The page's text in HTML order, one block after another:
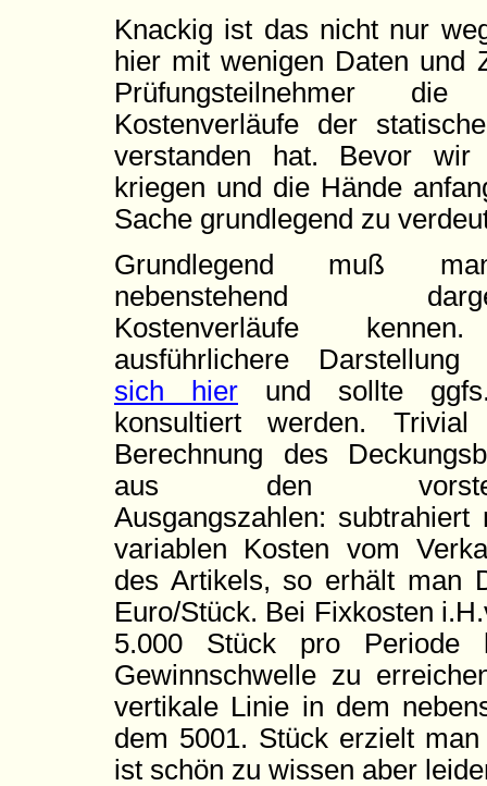
Knackig ist das nicht nur
hier mit wenigen Daten und
Prüfungsteilnehmer
Kostenverläufe der
verstanden hat. Bevor wir
kriegen und die Hände
Sache grundlegend zu
Grundlegend muß
nebenstehend
Kostenverläufe
ausführlichere Darstellung
sich hier und sollte
konsultiert werden.
Berechnung des
aus den
Ausgangszahlen: subtrahiert
variablen Kosten vom
des Artikels, so erhält man
Euro/Stück. Bei Fixkosten
5.000 Stück pro Periode
Gewinnschwelle zu
vertikale Linie in dem
dem 5001. Stück erzielt
ist schön zu wissen aber